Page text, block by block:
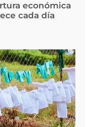
económica
cada día